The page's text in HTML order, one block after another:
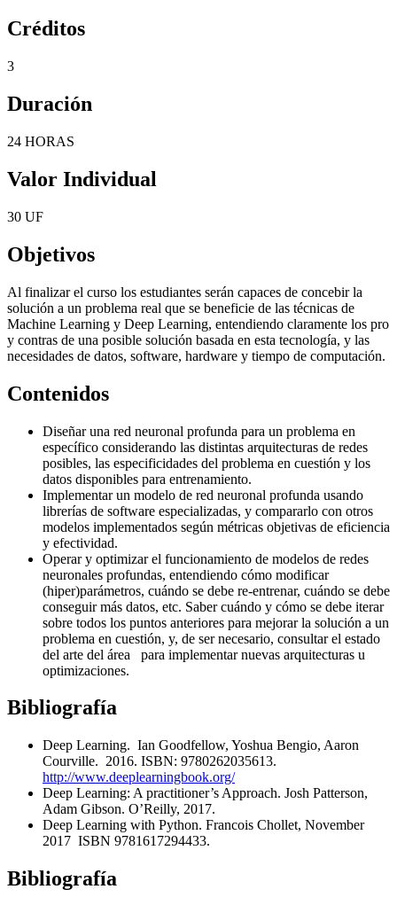
Créditos
3
Duración
24 HORAS
Valor Individual
30 UF
Objetivos
Al finalizar el curso los estudiantes serán capaces de concebir la
solución a un problema real que se beneficie de las técnicas de
Machine Learning y Deep Learning, entendiendo claramente los pro
y contras de una posible solución basada en esta tecnología, y las
necesidades de datos, software, hardware y tiempo de computación.
Contenidos
Diseñar una red neuronal profunda para un problema en
específico considerando las distintas arquitecturas de redes
posibles, las especificidades del problema en cuestión y los
datos disponibles para entrenamiento.
Implementar un modelo de red neuronal profunda usando
librerías de software especializadas, y compararlo con otros
modelos implementados según métricas objetivas de eficiencia
y efectividad.
Operar y optimizar el funcionamiento de modelos de redes
neuronales profundas, entendiendo cómo modificar
(hiper)parámetros, cuándo se debe re-entrenar, cuándo se debe
conseguir más datos, etc. Saber cuándo y cómo se debe iterar
sobre todos los puntos anteriores para mejorar la solución a un
problema en cuestión, y, de ser necesario, consultar el estado
del arte del área para implementar nuevas arquitecturas u
optimizaciones.
Bibliografía
Deep Learning. Ian Goodfellow, Yoshua Bengio, Aaron
Courville. 2016. ISBN: 9780262035613.
http://www.deeplearningbook.org/
Deep Learning: A practitioner’s Approach. Josh Patterson,
Adam Gibson. O’Reilly, 2017.
Deep Learning with Python. Francois Chollet, November
2017 ISBN 9781617294433.
Bibliografía